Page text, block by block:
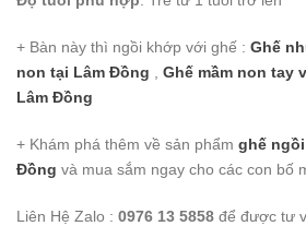
+ Bàn này thì ngồi khớp với ghế : Ghế
non tại Lâm Đồng Ghế mầm non tay
Lâm Đồng
+ Khám phá thêm về sản phẩm ghế
Đồng và mua sắm ngay cho các con bố
Liên Hệ Zalo : 0976 13 5858 để được tư